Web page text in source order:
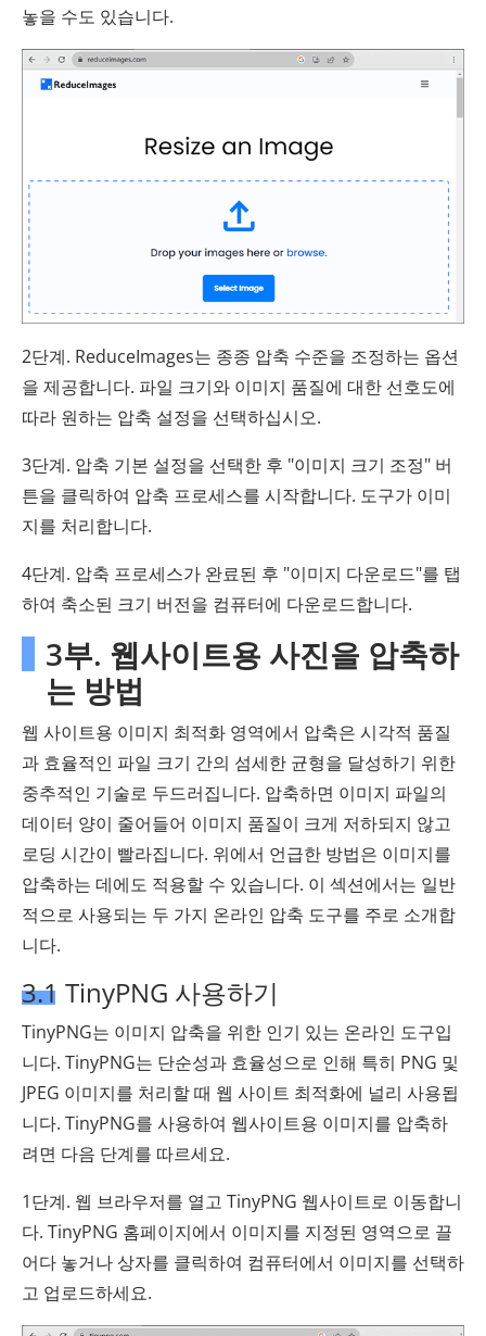
놓을 수도 있습니다.
2단계. ReduceImages는 종종 압축 수준을 조정하는 옵션
을 제공합니다. 파일 크기와 이미지 품질에 대한 선호도에
따라 원하는 압축 설정을 선택하십시오.
3단계. 압축 기본 설정을 선택한 후 "이미지 크기 조정" 버
튼을 클릭하여 압축 프로세스를 시작합니다. 도구가 이미
지를 처리합니다.
4단계. 압축 프로세스가 완료된 후 "이미지 다운로드"를 탭
하여 축소된 크기 버전을 컴퓨터에 다운로드합니다.
3부. 웹사이트용 사진을 압축하
는 방법
웹 사이트용 이미지 최적화 영역에서 압축은 시각적 품질
과 효율적인 파일 크기 간의 섬세한 균형을 달성하기 위한
중추적인 기술로 두드러집니다. 압축하면 이미지 파일의
데이터 양이 줄어들어 이미지 품질이 크게 저하되지 않고
로딩 시간이 빨라집니다. 위에서 언급한 방법은 이미지를
압축하는 데에도 적용할 수 있습니다. 이 섹션에서는 일반
적으로 사용되는 두 가지 온라인 압축 도구를 주로 소개합
니다.
3.1 TinyPNG 사용하기
TinyPNG는 이미지 압축을 위한 인기 있는 온라인 도구입
니다. TinyPNG는 단순성과 효율성으로 인해 특히 PNG 및
JPEG 이미지를 처리할 때 웹 사이트 최적화에 널리 사용됩
니다. TinyPNG를 사용하여 웹사이트용 이미지를 압축하
려면 다음 단계를 따르세요.
1단계. 웹 브라우저를 열고 TinyPNG 웹사이트로 이동합니
다. TinyPNG 홈페이지에서 이미지를 지정된 영역으로 끌
어다 놓거나 상자를 클릭하여 컴퓨터에서 이미지를 선택하
고 업로드하세요.